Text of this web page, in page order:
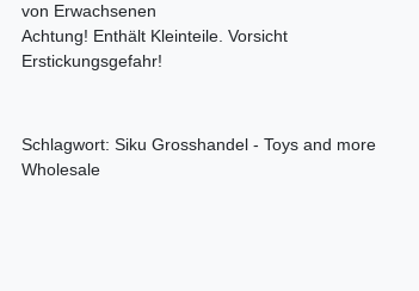
von Erwachsenen
Achtung! Enthält Kleinteile. Vorsicht
Erstickungsgefahr!
Schlagwort: Siku Grosshandel - Toys and more
Wholesale